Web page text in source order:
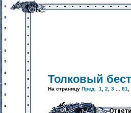
Толковый
На страницу Пред. 1 2 3 81